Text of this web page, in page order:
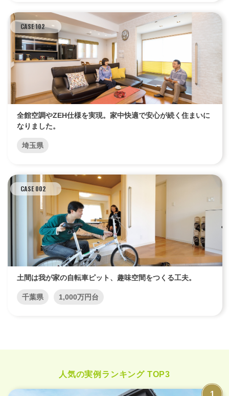
CASE 102
全館空調やZEH仕様を実現。家中快適で安心が続く住まいに
なりました。
埼玉県
CASE 002
土間は我が家の自転車ピット、趣味空間をつくる工夫。
千葉県 1,000万円台
人気の実例ランキング TOP3